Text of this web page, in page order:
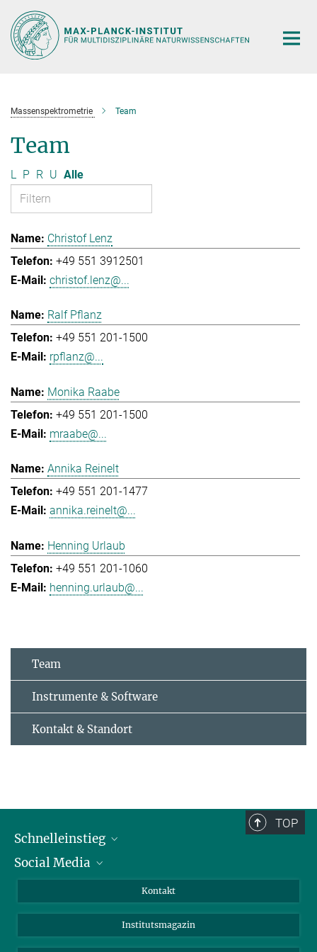
Hauptinhalt
Massenspektrometrie Team
Team
L P R U Alle
Christof Lenz
+49 551 3912501
christof.lenz@...
Ralf Pflanz
+49 551 201-1500
rpflanz@...
Monika Raabe
+49 551 201-1500
mraabe@...
Annika Reinelt
+49 551 201-1477
annika.reinelt@...
Henning Urlaub
+49 551 201-1060
henning.urlaub@...
Team
Instrumente & Software
Kontakt & Standort
TOP
Schnelleinstieg
Alumni
Social Media
Facebook
Kontakt
Institutsmagazin